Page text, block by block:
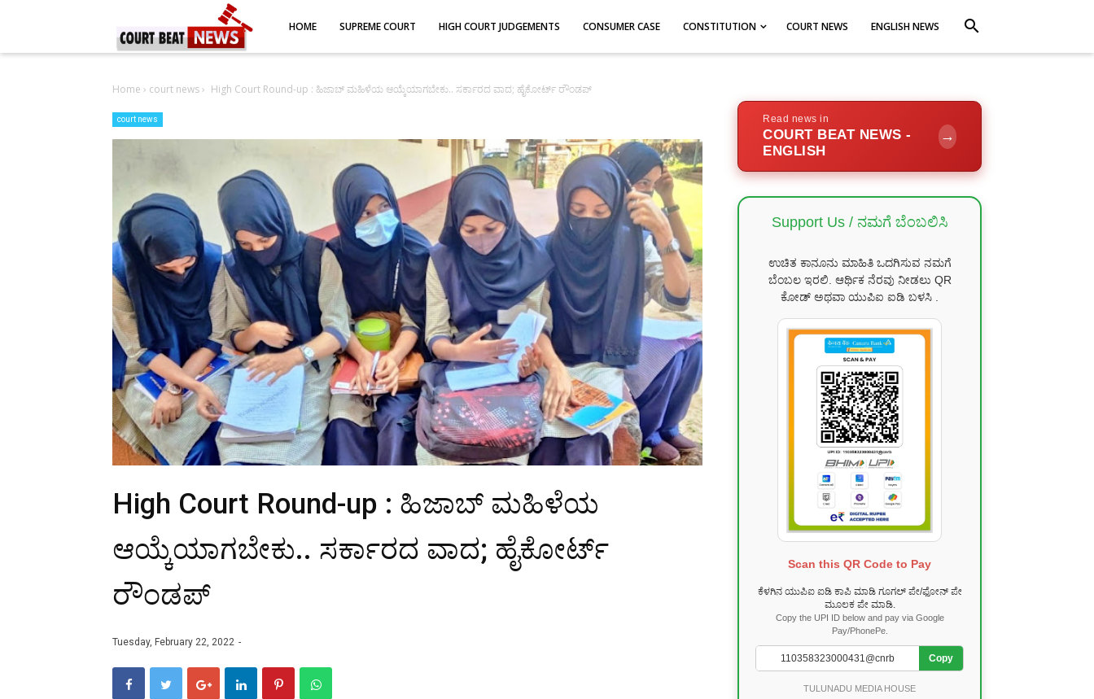
HOME SUPREME COURT HIGH COURT JUDGEMENTS CONSUMER CASE CONSTITUTION COURT NEWS ENGLISH NEWS search
Home › court news› High Court Round-up : ಹಿಜಾಬ್ ಮಹಿಳೆಯ ಆಯ್ಕೆಯಾಗಬೇಕು.. ಸರ್ಕಾರದ ವಾದ; ಹೈಕೋರ್ಟ್ ರೌಂಡಪ್
court news
High Court Round-up : ಹಿಜಾಬ್ ಮಹಿಳೆಯ
ಆಯ್ಕೆಯಾಗಬೇಕು.. ಸರ್ಕಾರದ ವಾದ; ಹೈಕೋರ್ಟ್
ರೌಂಡಪ್
Tuesday, February 22, 2022
Read news in
COURT BEAT NEWS -
ENGLISH
→
Support Us / ನಮಗೆ ಬೆಂಬಲಿಸಿ
ಉಚಿತ ಕಾನೂನು ಮಾಹಿತಿ ಒದಗಿಸುವ ನಮಗೆ
ಬೆಂಬಲ ಇರಲಿ. ಆರ್ಥಿಕ ನೆರವು ನೀಡಲು QR
ಕೋಡ್ ಅಥವಾ ಯುಪಿಐ ಐಡಿ ಬಳಸಿ .
Scan this QR Code to Pay
ಕೆಳಗಿನ ಯುಪಿಐ ಐಡಿ ಕಾಪಿ ಮಾಡಿ ಗೂಗಲ್ ಪೇ/ಫೋನ್ ಪೇ
ಮೂಲಕ ಪೇ ಮಾಡಿ.
Copy the UPI ID below and pay via Google
Pay/PhonePe.
Copy
TULUNADU MEDIA HOUSE